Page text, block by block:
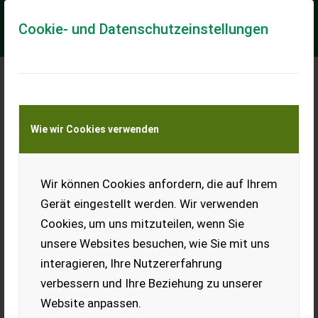
Cookie- und Datenschutzeinstellungen
Wie wir Cookies verwenden
Wir können Cookies anfordern, die auf Ihrem
Gerät eingestellt werden. Wir verwenden
Cookies, um uns mitzuteilen, wenn Sie
unsere Websites besuchen, wie Sie mit uns
interagieren, Ihre Nutzererfahrung
verbessern und Ihre Beziehung zu unserer
Website anpassen.
Meine Transportkostenanfrage
Transport von Land- und Baumaschinen –
KEINE Tiertransporte
Rapid Twister
*Ausstellungsmaschine* *Anbauflansch für Rapid* *für
andere Motormähermarken auch möglich*
EUR 7.500